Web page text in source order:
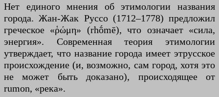
Нет единого мнения об этимологии названия
города. Жан-Жак Руссо (1712–1778) предложил
греческое «ῥώμη» (rhṓmē), что означает «сила,
энергия». Современная теория этимологии
утверждает, что название города имеет этрусское
происхождение (и, возможно, сам город, хотя это
не может быть доказано), происходящее от
rumon, «река».